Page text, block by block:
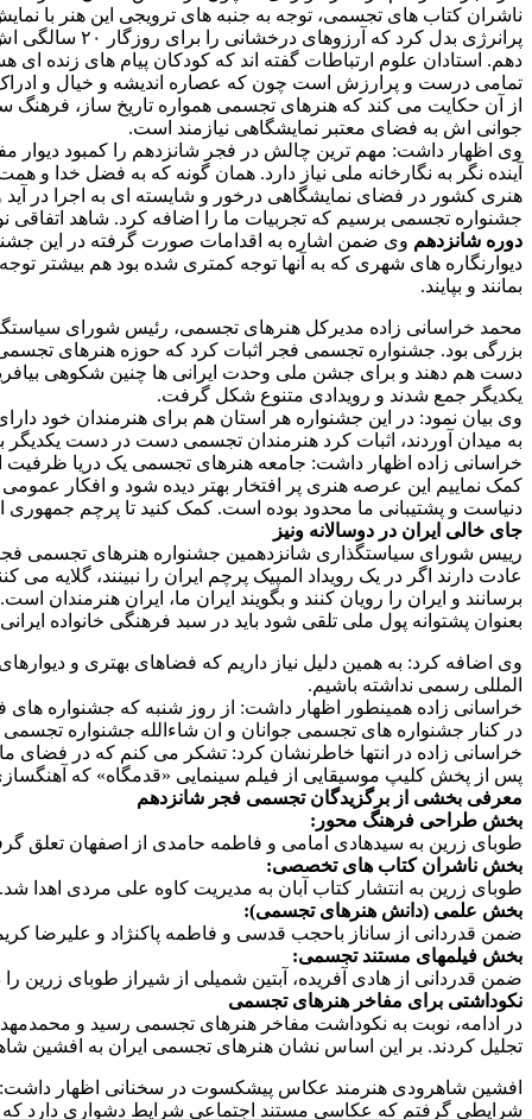
ناشران کتاب های تجسمی، توجه به جنبه های ترویجی این هنر با
پرانرژی بدل
دهم. استادان علوم ارتباطات گفته اند که کودکان پیام های زنده ای
تمامی درست و پرارزش است چون که عصاره اندیشه و خیال و
از آن حکایت می کند که هنرهای تجسمی همواره تاریخ ساز،
جوانی اش به فضای معتبر نمایشگاهی نیازمند است.
وی اظهار داشت: مهم ترین چالش در فجر شانزدهم را کمبود دیوار
آینده نگر به نگارخانه ملی نیاز دارد. همان گونه که به فضل خدا و
هنری کشور در فضای نمایشگاهی درخور و شایسته ای به اجرا در آید
جشنواره تجسمی برسیم که تجربیات ما را اضافه کرد. شاهد اتفاقی
دوره شانزدهم
دیوارنگاره های شهری که به آنها توجه کمتری شده بود هم بیشتر
بمانند و بپایند.
محمد خراسانی زاده مدیرکل هنرهای تجسمی، رئیس شورای
بزرگی بود. جشنواره تجسمی فجر اثبات کرد که حوزه هنرهای
یکدیگر جمع شدند و رویدادی متنوع شکل گرفت.
وی بیان نمود: در این جشنواره هر استان هم برای هنرمندان خود
به میدان آوردند، اثبات کرد هنرمندان تجسمی دست در دست یکدیگر
خراسانی زاده اظهار داشت: جامعه هنرهای تجسمی یک دریا ظرفیت
کمک نماییم این عرصه هنری پر افتخار بهتر دیده شود و افکار
دنیاست و پشتیبانی ما محدود بوده است. کمک کنید تا پرچم جمهوری
جای خالی ایران در دوسالانه ونیز
رییس شورای سیاستگذاری شانزدهمین جشنواره هنرهای تجسمی فجر
برسانند و ایران را رویان کنند و بگویند ایران ما، ایران
بعنوان پشتوانه پول ملی تلقی شود باید در سبد فرهنگی خانواده
وی اضافه کرد: به همین دلیل نیاز داریم که فضاهای بهتری و
المللی رسمی نداشته باشیم.
در کنار جشنواره های تجسمی جوانان و ان شاءالله جشنواره تجسمی
خراسانی زاده در انتها خاطرنشان کرد: تشکر می کنم که در فضای
پس از پخش کلیپ موسیقایی از فیلم سینمایی «قدمگاه» که
معرفی بخشی از برگزیدگان تجسمی فجر شانزدهم
بخش طراحی فرهنگ محور:
طوبای زرین به سیدهادی امامی و فاطمه حامدی از اصفهان تعلق
بخش ناشران کتاب های تخصصی:
طوبای زرین به انتشار کتاب آبان به مدیریت کاوه علی مردی اهدا شد.
بخش علمی (دانش هنرهای تجسمی):
ضمن قدردانی از ساناز باحجب قدسی و فاطمه پاکنژاد و علیرضا
بخش فیلمهای مستند تجسمی:
ضمن قدردانی از هادی آفریده، آبتین شمیلی از شیراز طوبای زرین
نکوداشتی برای مفاخر هنرهای تجسمی
در ادامه، نوبت به نکوداشت مفاخر هنرهای تجسمی رسید و
تجلیل کردند. بر این اساس نشان هنرهای تجسمی ایران به افشین
افشین شاهرودی هنرمند عکاس پیشکسوت در سخنانی اظهار داشت:
شرایطی گرفتم که عکاسی مستند اجتماعی شرایط دشواری دارد